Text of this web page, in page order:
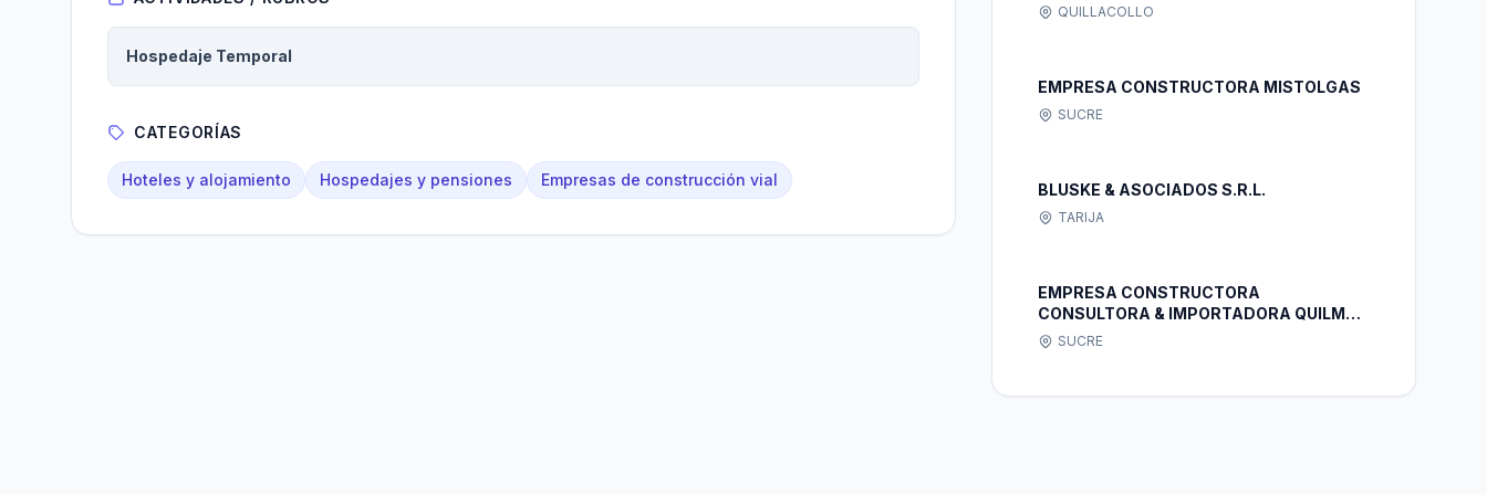
Hospedaje Temporal
CATEGORÍAS
Hoteles y alojamiento Hospedajes y pensiones Empresas de construcción vial
QUILLACOLLO
EMPRESA CONSTRUCTORA MISTOLGAS
SUCRE
BLUSKE & ASOCIADOS S.R.L.
TARIJA
EMPRESA CONSTRUCTORA
CONSULTORA & IMPORTADORA QUILMAY
S.R.L.SUCRE